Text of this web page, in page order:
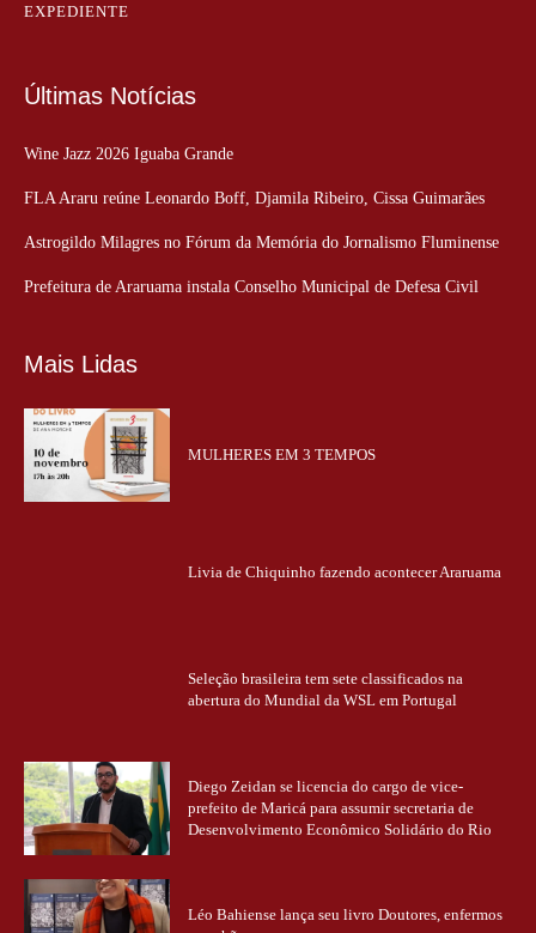
EXPEDIENTE
Últimas Notícias
Wine Jazz 2026 Iguaba Grande
FLA Araru reúne Leonardo Boff, Djamila Ribeiro, Cissa Guimarães
Astrogildo Milagres no Fórum da Memória do Jornalismo Fluminense
Prefeitura de Araruama instala Conselho Municipal de Defesa Civil
Mais Lidas
MULHERES EM 3 TEMPOS
Livia de Chiquinho fazendo acontecer Araruama
Seleção brasileira tem sete classificados na
abertura do Mundial da WSL em Portugal
Diego Zeidan se licencia do cargo de vice-
prefeito de Maricá para assumir secretaria de
Desenvolvimento Econômico Solidário do Rio
Léo Bahiense lança seu livro Doutores, enfermos